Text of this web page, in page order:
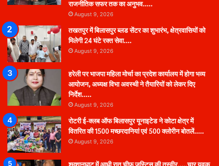
राजनीतिक सफर तक का अनुभव…..
August 9, 2026
तखतपुर में बिलासपुर ब्लड सेंटर का शुभारंभ, क्षेत्रवासियों को
मिलेगी 24 घंटे रक्त सेवा….
August 9, 2026
हरेली पर भाजपा महिला मोर्चा का प्रदेश कार्यालय में होगा भव्य
आयोजन, अध्यक्ष विभा अवस्थी ने तैयारियों को लेकर दिए
निर्देश…..
August 9, 2026
रोटरी ई-क्लब ऑफ बिलासपुर यूनाइटेड ने कोटा क्षेत्र में
वितरित की 1500 मच्छरदानियां एवं 500 क्लोरीन बोतलें…..
August 9, 2026